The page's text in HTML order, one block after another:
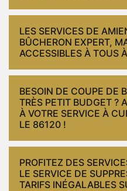
LES SERVICES DE
BÛCHERON EXPERT,
ACCESSIBLES À TOUS
BESOIN DE COUPE DE
TRÈS PETIT BUDGET ?
À VOTRE SERVICE À
LE 86120 !
PROFITEZ DES
LE SERVICE DE
TARIFS INÉGALABLES